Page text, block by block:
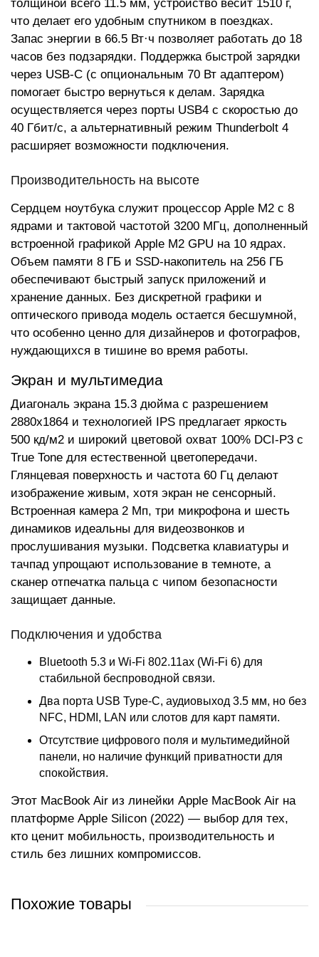
толщиной всего 11.5 мм, устройство весит 1510 г,
что делает его удобным спутником в поездках.
Запас энергии в 66.5 Вт·ч позволяет работать до 18
часов без подзарядки. Поддержка быстрой зарядки
через USB-C (с опциональным 70 Вт адаптером)
помогает быстро вернуться к делам. Зарядка
осуществляется через порты USB4 с скоростью до
40 Гбит/с, а альтернативный режим Thunderbolt 4
расширяет возможности подключения.
Производительность на высоте
Сердцем ноутбука служит процессор Apple M2 с 8
ядрами и тактовой частотой 3200 МГц, дополненный
встроенной графикой Apple M2 GPU на 10 ядрах.
Объем памяти 8 ГБ и SSD-накопитель на 256 ГБ
обеспечивают быстрый запуск приложений и
хранение данных. Без дискретной графики и
оптического привода модель остается бесшумной,
что особенно ценно для дизайнеров и фотографов,
нуждающихся в тишине во время работы.
Экран и мультимедиа
Диагональ экрана 15.3 дюйма с разрешением
2880x1864 и технологией IPS предлагает яркость
500 кд/м2 и широкий цветовой охват 100% DCI-P3 с
True Tone для естественной цветопередачи.
Глянцевая поверхность и частота 60 Гц делают
изображение живым, хотя экран не сенсорный.
Встроенная камера 2 Мп, три микрофона и шесть
динамиков идеальны для видеозвонков и
прослушивания музыки. Подсветка клавиатуры и
тачпад упрощают использование в темноте, а
сканер отпечатка пальца с чипом безопасности
защищает данные.
Подключения и удобства
Bluetooth 5.3 и Wi-Fi 802.11ax (Wi-Fi 6) для
стабильной беспроводной связи.
Два порта USB Type-C, аудиовыход 3.5 мм, но без
NFC, HDMI, LAN или слотов для карт памяти.
Отсутствие цифрового поля и мультимедийной
панели, но наличие функций приватности для
спокойствия.
Этот MacBook Air из линейки Apple MacBook Air на
платформе Apple Silicon (2022) — выбор для тех,
кто ценит мобильность, производительность и
стиль без лишних компромиссов.
Похожие товары